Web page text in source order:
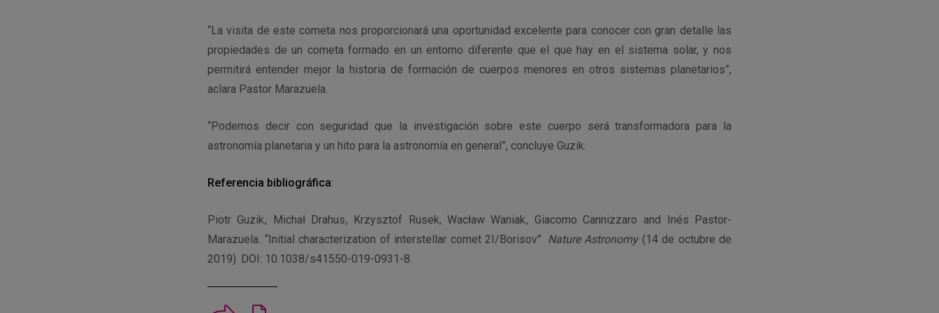
“La visita de este cometa nos proporcionará una oportunidad excelente para conocer con gran detalle las
propiedades de un cometa formado en un entorno diferente que el que hay en el sistema solar, y nos
permitirá entender mejor la historia de formación de cuerpos menores en otros sistemas planetarios”,
aclara Pastor Marazuela.
“Podemos decir con seguridad que la investigación sobre este cuerpo será transformadora para la
astronomía planetaria y un hito para la astronomía en general”, concluye Guzik.
Referencia bibliográfica:
Piotr Guzik , Michał Drahus , Krzysztof Rusek, Wacław Waniak , Giacomo Cannizzaro and Inés Pastor-
Marazuela. “Initial characterization of interstellar comet 2I/Borisov”. Nature Astronomy(14 de octubre de
2019). DOI: 10.1038/s41550-019-0931-8.